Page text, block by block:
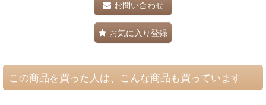
お問い合わせ
お気に入り登録
この商品を買った人は、こんな商品も買っています